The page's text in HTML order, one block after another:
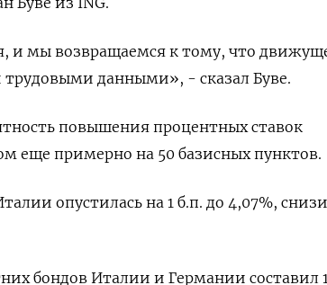
и мы возвращаемся к тому, что
данными», - сказал Буве.
повышения процентных ставок
еще примерно на 50 базисных пунктов.
опустилась на 1 б.п. до 4,07%,
бондов Италии и Германии составил